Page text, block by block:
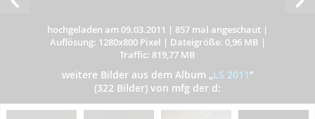
hochgeladen am 09.03.2011 | 857 mal angeschaut |
Auflösung: 1280x800 Pixel | Dateigröße: 0,96 MB |
Traffic: 819,77 MB
weitere Bilder aus dem Album „LS 2011”
(322 Bilder) von mfg der d: